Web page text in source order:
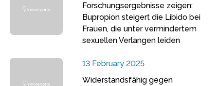
Forschungsergebnisse zeigen:
Bupropion steigert die Libido bei
Frauen, die unter vermindertem
sexuellen Verlangen leiden
13 February 2025
Widerstandsfähig gegen